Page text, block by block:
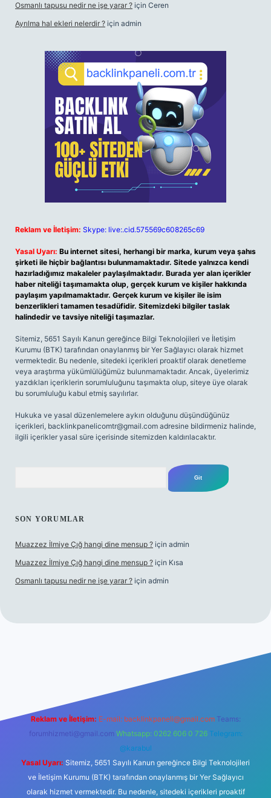
Osmanlı tapusu nedir ne işe yarar ? için Ceren
Ayrılma hal ekleri nelerdir ? için admin
Reklam ve İletişim: Skype: live:.cid.575569c608265c69
Yasal Uyarı: Bu internet sitesi, herhangi bir marka, kurum veya şahıs
şirketi ile hiçbir bağlantısı bulunmamaktadır. Sitede yalnızca kendi
hazırladığımız makaleler paylaşılmaktadır. Burada yer alan içerikler
haber niteliği taşımamakta olup, gerçek kurum ve kişiler hakkında
paylaşım yapılmamaktadır. Gerçek kurum ve kişiler ile isim
benzerlikleri tamamen tesadüfidir. Sitemizdeki bilgiler taslak
halindedir ve tavsiye niteliği taşımazlar.
Sitemiz, 5651 Sayılı Kanun gereğince Bilgi Teknolojileri ve İletişim
Kurumu (BTK) tarafından onaylanmış bir Yer Sağlayıcı olarak hizmet
vermektedir. Bu nedenle, sitedeki içerikleri proaktif olarak denetleme
veya araştırma yükümlülüğümüz bulunmamaktadır. Ancak, üyelerimiz
yazdıkları içeriklerin sorumluluğunu taşımakta olup, siteye üye olarak
bu sorumluluğu kabul etmiş sayılırlar.
Hukuka ve yasal düzenlemelere aykırı olduğunu düşündüğünüz
içerikleri, backlinkpanelicomtr@gmail.com adresine bildirmeniz halinde,
ilgili içerikler yasal süre içerisinde sitemizden kaldırılacaktır.
SON YORUMLAR
Muazzez İlmiye Çığ hangi dine mensup ? için admin
Muazzez İlmiye Çığ hangi dine mensup ? için Kısa
Osmanlı tapusu nedir ne işe yarar ? için admin
Reklam ve İletişim: E-mail: backlinkpaneli@gmail.com Teams:
forumhizmeti@gmail.com Whatsapp: 0262 606 0 726 Telegram:
@karabul
Yasal Uyarı: Sitemiz, 5651 Sayılı Kanun gereğince Bilgi Teknolojileri
ve İletişim Kurumu (BTK) tarafından onaylanmış bir Yer Sağlayıcı
olarak hizmet vermektedir. Bu nedenle, sitedeki içerikleri proaktif